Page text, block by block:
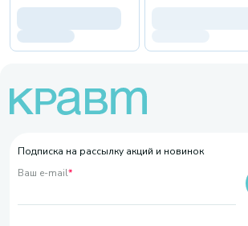
Подписка на рассылку акций и новинок
Ваш e-mail*